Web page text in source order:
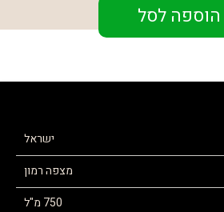
הוספה לסל
ישראל
מצפה רמון
750 מ"ל